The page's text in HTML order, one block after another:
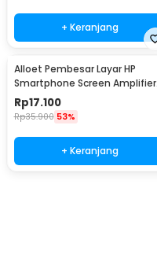
+ Keranjang
Alloet Pembesar Layar HP
Smartphone Screen Amplifier
10 Inch - SY-11
Rp17.100
Rp35.900 53%
+ Keranjang